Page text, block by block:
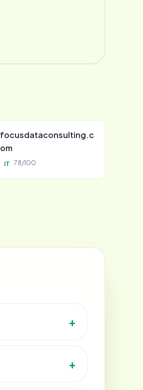
focusdataconsulting.c
om
IT 78/100